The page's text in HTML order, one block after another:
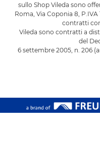
sullo Shop Vileda sono
Roma, Via Coponia 8, P.IVA
contratti
Vileda sono contratti a
del
6 settembre 2005, n. 206